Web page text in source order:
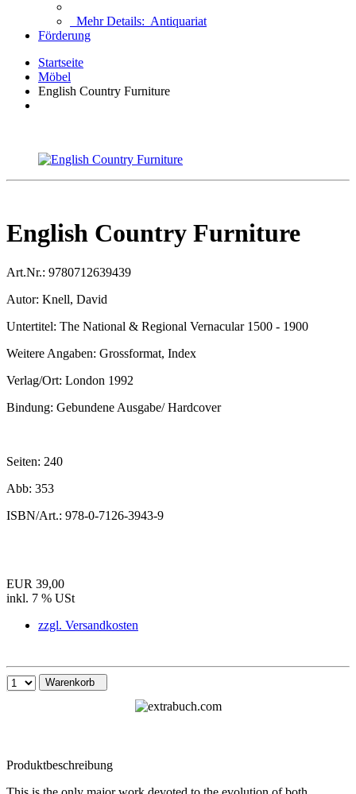
Mehr Details: Antiquariat
Förderung
Startseite
Möbel
English Country Furniture
English Country Furniture
Art.Nr.: 9780712639439
Autor: Knell, David
Untertitel: The National & Regional Vernacular 1500 - 1900
Weitere Angaben: Grossformat, Index
Verlag/Ort: London 1992
Bindung: Gebundene Ausgabe/ Hardcover
Seiten: 240
Abb: 353
ISBN/Art.: 978-0-7126-3943-9
EUR 39,00
inkl. 7 % USt
zzgl. Versandkosten
Warenkorb
Produktbeschreibung